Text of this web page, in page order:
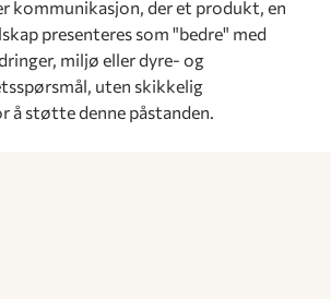
kommunikasjon, der et produkt, en
presenteres som "bedre" med
miljø eller dyre- og
uten skikkelig
å støtte denne påstanden.